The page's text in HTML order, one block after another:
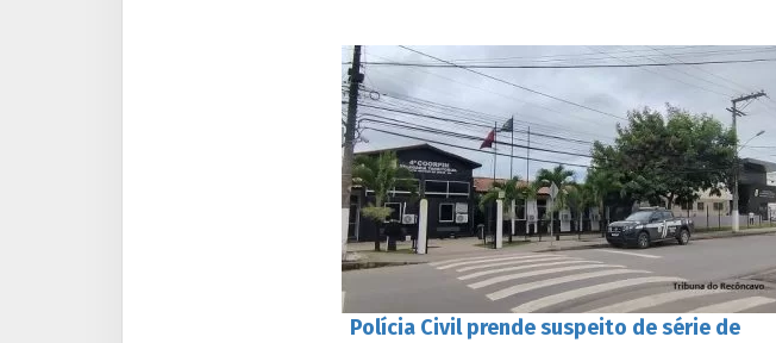
Polícia Civil prende suspeito de série de